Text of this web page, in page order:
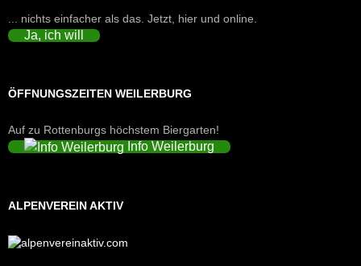
... nichts einfacher als das. Jetzt, hier und online.
Ja, ich will
ÖFFNUNGSZEITEN WEILERBURG
Auf zu Rottenburgs höchstem Biergarten!
Info Weilerburg
ALPENVEREIN AKTIV